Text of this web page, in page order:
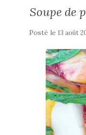
Soupe de
Posté le 13 août